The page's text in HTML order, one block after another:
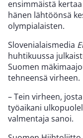
ensimmäistä
hänen lähtöönsä
olympialaisten.
Slovenialaismedia
huhtikuussa
Suomen
tehneensä virheen.
– Tein virheen,
työaikani
valmentaja sanoi.